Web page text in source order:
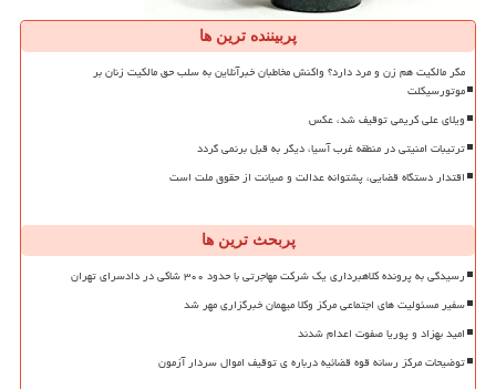
پربیننده ترین ها
مگر مالکیت هم زن و مرد دارد؟ واکنش مخاطبان خبرآنلاین به سلب حق مالکیت زنان بر
موتورسیکلت
ویلای علی کریمی توقیف شد، عکس
ترتیبات امنیتی در منطقه غرب آسیا، دیگر به قبل برنمی گردد
اقتدار دستگاه قضایی، پشتوانه عدالت و صیانت از حقوق ملت است
پربحث ترین ها
رسیدگی به پرونده کلاهبرداری یک شرکت مهاجرتی با حدود ۳۰۰ شاکی در دادسرای تهران
سفیر مسئولیت های اجتماعی مرکز وکلا میهمان خبرگزاری مهر شد
امید بهزاد و پوریا صفوت اعدام شدند
توضیحات مرکز رسانه قوه قضائیه درباره ی توقیف اموال سردار آزمون